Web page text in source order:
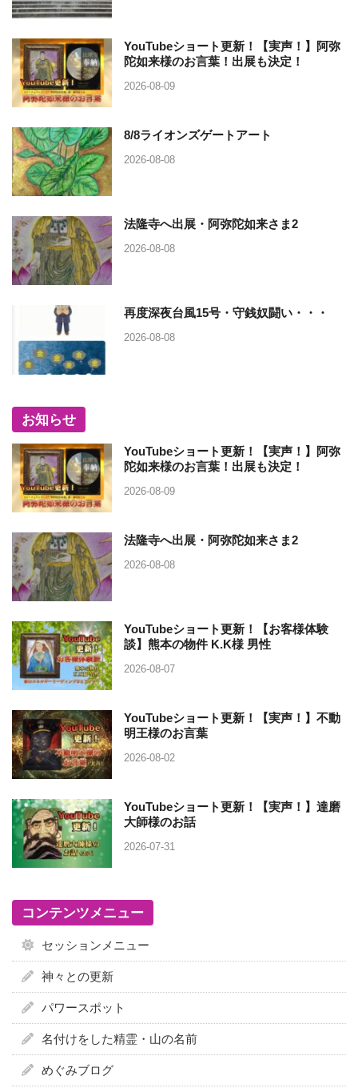
YouTubeショート更新！【実声！】阿弥
陀如来様のお言葉！出展も決定！
2026-08-09
8/8ライオンズゲートアート
2026-08-08
法隆寺へ出展・阿弥陀如来さま2
2026-08-08
再度深夜台風15号・守銭奴闘い・・・
2026-08-08
お知らせ
YouTubeショート更新！【実声！】阿弥
陀如来様のお言葉！出展も決定！
2026-08-09
法隆寺へ出展・阿弥陀如来さま2
2026-08-08
YouTubeショート更新！【お客様体験
談】熊本の物件 K.K様 男性
2026-08-07
YouTubeショート更新！【実声！】不動
明王様のお言葉
2026-08-02
YouTubeショート更新！【実声！】達磨
大師様のお話
2026-07-31
コンテンツメニュー
セッションメニュー
神々との更新
パワースポット
名付けをした精霊・山の名前
めぐみブログ